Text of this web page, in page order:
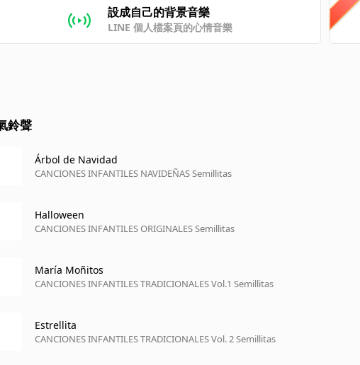
設成自己的背景音樂
LINE 個人檔案頁的心情音樂
鈴聲
Árbol de Navidad
CANCIONES INFANTILES NAVIDEÑAS Semillitas
Halloween
CANCIONES INFANTILES ORIGINALES Semillitas
María Moñitos
CANCIONES INFANTILES TRADICIONALES Vol.1 Semillitas
Estrellita
CANCIONES INFANTILES TRADICIONALES Vol. 2 Semillitas